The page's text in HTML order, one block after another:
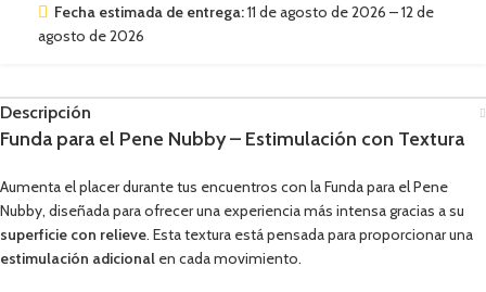
Fecha estimada de entrega:11 de agosto de 2026 – 12 de
agosto de 2026
Descripción
Funda para el Pene Nubby – Estimulación con Textura
Aumenta el placer durante tus encuentros con la Funda para el Pene
Nubby, diseñada para ofrecer una experiencia más intensa gracias a su
superficie con relieve. Esta textura está pensada para proporcionar una
estimulación adicional en cada movimiento.